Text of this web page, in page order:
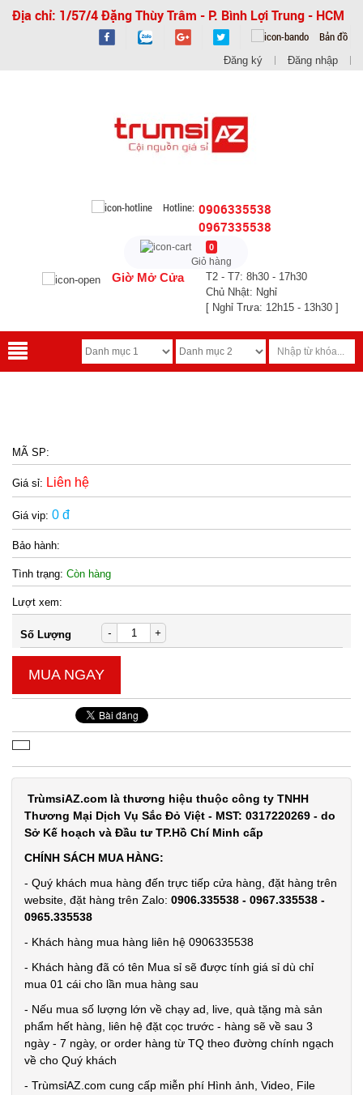
Địa chỉ: 1/57/4 Đặng Thùy Trâm - P. Bình Lợi Trung - HCM
Bản đồ
Đăng ký Đăng nhập
Hotline: 0906335538
0967335538
0
Giỏ hàng
Giờ Mở Cửa
T2 - T7: 8h30 - 17h30
Chủ Nhật: Nghỉ
[ Nghỉ Trưa: 12h15 - 13h30 ]
MÃ SP:
Giá sỉ: Liên hệ
Giá vip: 0 đ
Bảo hành:
Tình trạng: Còn hàng
Lượt xem:
Số Lượng - +
MUA NGAY
TrùmsỉAZ.com là thương hiệu thuộc công ty TNHH
Thương Mại Dịch Vụ Sắc Đỏ Việt - MST: 0317220269 - do
Sở Kế hoạch và Đầu tư TP.Hồ Chí Minh cấp
CHÍNH SÁCH MUA HÀNG:
- Quý khách mua hàng đến trực tiếp cửa hàng, đặt hàng trên
website, đặt hàng trên Zalo: 0906.335538 - 0967.335538 -
0965.335538
- Khách hàng mua hàng liên hệ 0906335538
- Khách hàng đã có tên Mua sỉ sẽ được tính giá sỉ dù chỉ
mua 01 cái cho lần mua hàng sau
- Nếu mua số lượng lớn về chạy ad, live, quà tặng mà sản
phẩm hết hàng, liên hệ đặt cọc trước - hàng sẽ về sau 3
ngày - 7 ngày, or order hàng từ TQ theo đường chính ngạch
về cho Quý khách
- TrùmsỉAZ.com cung cấp miễn phí Hình ảnh, Video, File
Dây chuỗi
Trầm
Hương 108
MÃ
GIÁ:
CÒN HÀNG
hành: